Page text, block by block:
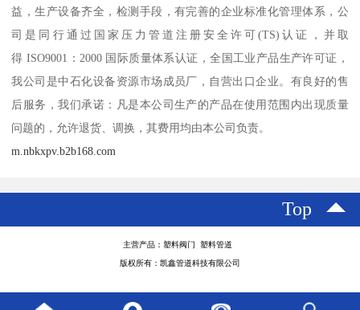
益，生产设备齐全，检测手段，有完善的企业标准化管理体系，公
司是同行通过国家压力管道注册安全许可(TS)认证，并取
得 ISO9001：2000 国际质量体系认证，全国工业产品生产许可证，
我公司是中石化设备资源市场成员厂，自营出口企业。有良好的售
后服务，我们承诺：凡是本公司生产的产品在使用范围内出现质量
问题的，允许退货、调换，其费用均由本公司负责。
m.nbkxpv.b2b168.com
Top
主营产品：塑料阀门 塑料管道
版权所有：凯鑫管道科技有限公司